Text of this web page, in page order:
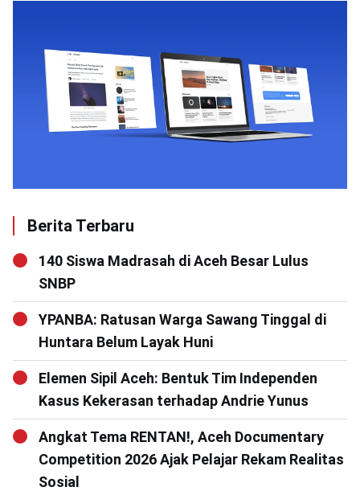
Berita Terbaru
140 Siswa Madrasah di Aceh Besar Lulus
SNBP
YPANBA: Ratusan Warga Sawang Tinggal di
Huntara Belum Layak Huni
Elemen Sipil Aceh: Bentuk Tim Independen
Kasus Kekerasan terhadap Andrie Yunus
Angkat Tema RENTAN!, Aceh Documentary
Competition 2026 Ajak Pelajar Rekam Realitas
Sosial